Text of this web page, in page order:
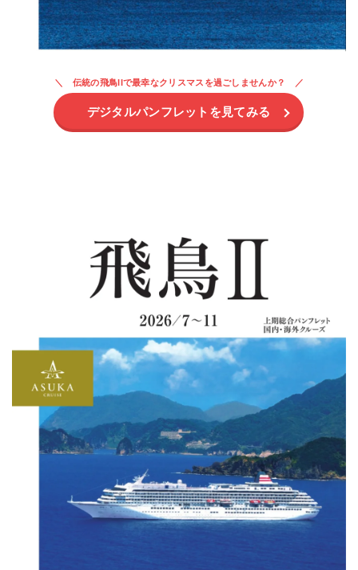
伝統の飛鳥IIで最幸なクリスマスを過ごしませんか？
デジタルパンフレットを見てみる